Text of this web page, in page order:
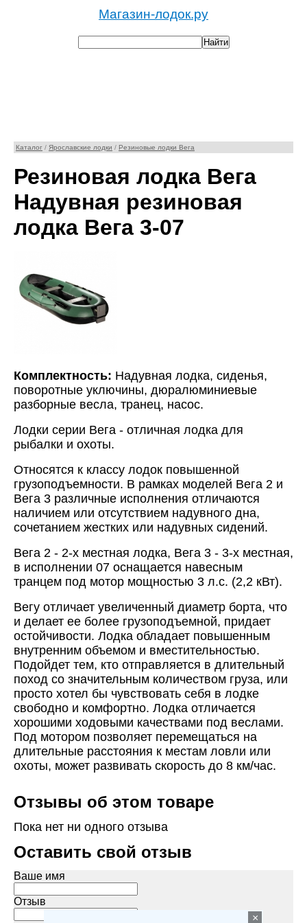
Магазин-лодок.ру
Каталог / Ярославские лодки / Резиновые лодки Вега
Резиновая лодка Вега
Надувная резиновая
лодка Вега 3-07
Комплектность: Надувная лодка, сиденья,
поворотные уключины, дюралюминиевые
разборные весла, транец, насос.
Лодки серии Вега - отличная лодка для
рыбалки и охоты.
Относятся к классу лодок повышенной
грузоподъемности. В рамках моделей Вега 2 и
Вега 3 различные исполнения отличаются
наличием или отсутствием надувного дна,
сочетанием жестких или надувных сидений.
Вега 2 - 2-х местная лодка, Вега 3 - 3-х местная,
в исполнении 07 оснащается навесным
транцем под мотор мощностью 3 л.с. (2,2 кВт).
Вегу отличает увеличенный диаметр борта, что
и делает ее более грузоподъемной, придает
остойчивости. Лодка обладает повышенным
внутренним объемом и вместительностью.
Подойдет тем, кто отправляется в длительный
поход со значительным количеством груза, или
просто хотел бы чувствовать себя в лодке
свободно и комфортно. Лодка отличается
хорошими ходовыми качествами под веслами.
Под мотором позволяет перемещаться на
длительные расстояния к местам ловли или
охоты, может развивать скорость до 8 км/час.
Отзывы об этом товаре
Пока нет ни одного отзыва
Оставить свой отзыв
Ваше имя
Отзыв